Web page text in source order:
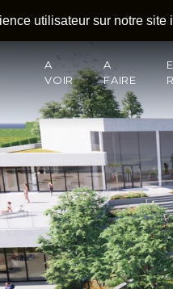
utilisateur sur notre site
A
VOIR
A
FAIRE